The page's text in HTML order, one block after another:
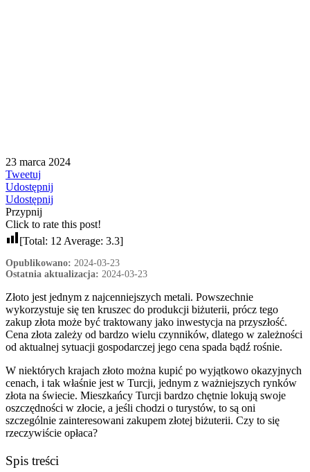
23 marca 2024
Tweetuj
Udostępnij
Udostępnij
Przypnij
Click to rate this post!
[Total: 12Average: 3.3]
Opublikowano: 2024-03-23
Ostatnia aktualizacja: 2024-03-23
Złoto jest jednym z najcenniejszych metali. Powszechnie
wykorzystuje się ten kruszec do produkcji biżuterii, prócz tego
zakup złota może być traktowany jako inwestycja na przyszłość.
Cena złota zależy od bardzo wielu czynników, dlatego w zależności
od aktualnej sytuacji gospodarczej jego cena spada bądź rośnie.
W niektórych krajach złoto można kupić po wyjątkowo okazyjnych
cenach, i tak właśnie jest w Turcji, jednym z ważniejszych rynków
złota na świecie. Mieszkańcy Turcji bardzo chętnie lokują swoje
oszczędności w złocie, a jeśli chodzi o turystów, to są oni
szczególnie zainteresowani zakupem złotej biżuterii. Czy to się
rzeczywiście opłaca?
Spis treści